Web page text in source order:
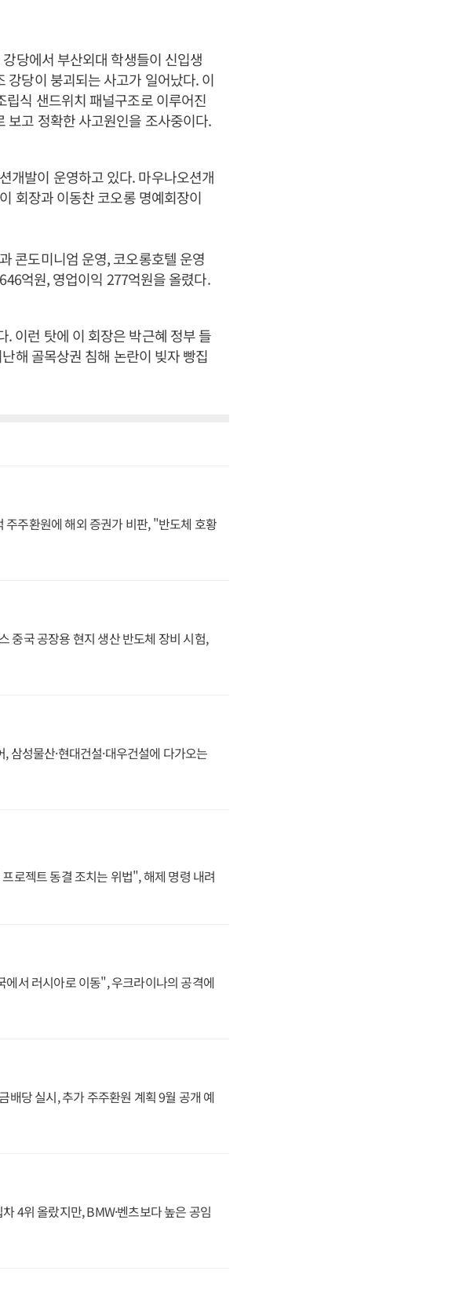
당에서 부산외대 학생들이 신입생
강당이 붕괴되는 사고가 일어났다. 이
식 샌드위치 패널구조로 이루어진
보고 정확한 사고원인을 조사중이다.
개발이 운영하고 있다. 마우나오션개
회장과 이동찬 코오롱 명예회장이
콘도미니엄 운영, 코오롱호텔 운영
억원, 영업이익 277억원을 올렸다.
이런 탓에 이 회장은 박근혜 정부 들
해 골목상권 침해 논란이 빚자 빵집
주주환원에 해외 증권가 비판, "반도체 호황
중국 공장용 현지 생산 반도체 장비 시험,
삼성물산·현대건설·대우건설에 다가오는
로젝트 동결 조치는 위법", 해제 명령 내려
서 러시아로 이동", 우크라이나의 공격에
배당 실시, 추가 주주환원 계획 9월 공개 예
4위 올랐지만, BMW·벤츠보다 높은 공임